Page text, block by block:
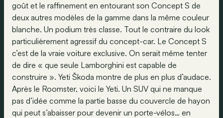
goût et le raffinement en entourant son Concept S de
deux autres modèles de la gamme dans la même couleur
blanche. Un podium très classe. Tout le contraire du look
particulièrement agressif du concept-car. Le Concept S
c’est de la vraie voiture exclusive. On serait même tenter
de dire « que seule Lamborghini est capable de
construire ». Yeti Škoda montre de plus en plus d’audace.
Après le Roomster, voici le Yeti. Un SUV qui ne manque
pas d’idée comme la partie basse du couvercle de hayon
qui peut s’abaisser pour devenir un porte-vélos… en